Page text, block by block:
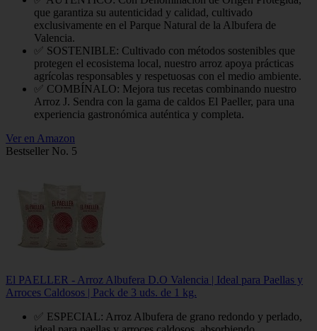
que garantiza su autenticidad y calidad, cultivado
exclusivamente en el Parque Natural de la Albufera de
Valencia.
✅ SOSTENIBLE: Cultivado con métodos sostenibles que
protegen el ecosistema local, nuestro arroz apoya prácticas
agrícolas responsables y respetuosas con el medio ambiente.
✅ COMBÍNALO: Mejora tus recetas combinando nuestro
Arroz J. Sendra con la gama de caldos El Paeller, para una
experiencia gastronómica auténtica y completa.
Ver en Amazon
Bestseller No. 5
El PAELLER - Arroz Albufera D.O Valencia | Ideal para Paellas y
Arroces Caldosos | Pack de 3 uds. de 1 kg.
✅ ESPECIAL: Arroz Albufera de grano redondo y perlado,